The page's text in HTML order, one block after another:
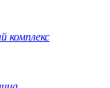
комплекс